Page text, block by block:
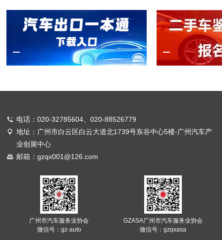
电话：020-32785604、020-88526779
地址：广州市白云区白云大道北1739号东谷中心5楼-广州汽车产
业创展中心
邮箱：gzqx001@126.com
广州市汽车服务业协会
微信号：gz-auto
GZASA广州市汽车服务业协会
微信号：gzqxasa